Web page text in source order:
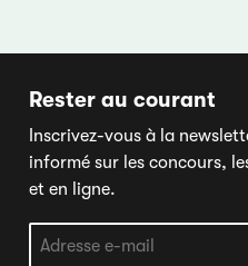
Rester au courant
Inscrivez-vous à la
informé sur les concours,
et en ligne.